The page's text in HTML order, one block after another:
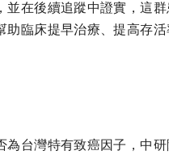
在後續追蹤中證實，這
臨床提早治療、提高存活
台灣特有致癌因子，中